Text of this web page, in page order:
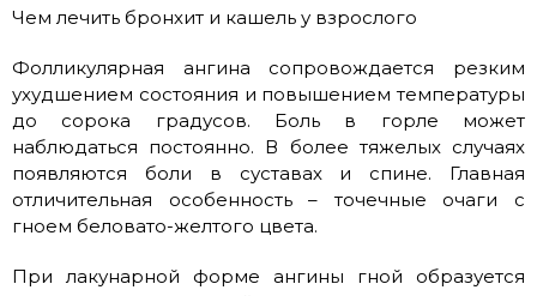
Чем лечить бронхит и кашель у взрослого
Фолликулярная ангина сопровождается резким
ухудшением состояния и повышением температуры
до сорока градусов. Боль в горле может
наблюдаться постоянно. В более тяжелых случаях
появляются боли в суставах и спине. Главная
отличительная особенность – точечные очаги с
гноем беловато-желтого цвета.
При лакунарной форме ангины гной образуется